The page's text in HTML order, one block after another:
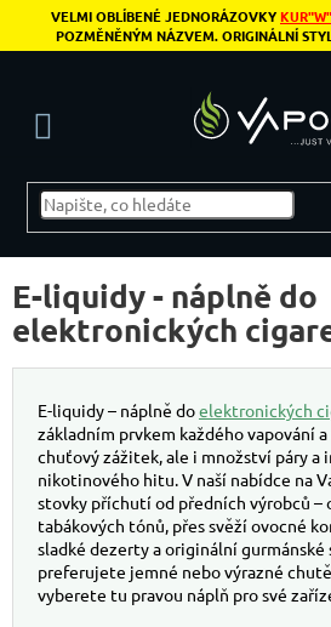
Přejít na obsah
VELMI OBLÍBENÉ JEDNORÁZOVKY
POZMĚNĚNÝM NÁZVEM. ORIGINÁLNÍ
Postranní panel
E-liquidy - náplně do
elektronických
E-liquidy – náplně doelektronických
základním prvkem každého vapování
chuťový zážitek, ale i množství páry a
nikotinového hitu. V naší nabídce na
stovky příchutí od předních výrobců –
tabákových tónů, přes svěží ovocné
sladké dezerty a originální
preferujete jemné nebo výrazné
vyberete tu pravou náplň pro své